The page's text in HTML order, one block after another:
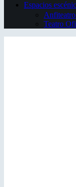
Espacios
Teatro